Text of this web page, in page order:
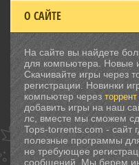
О САЙТЕ
На сайте вы найдете
для компьютера. Новые
Скачивайте игры через
регистрации. Новинки
компьютер через
добавить игры на наш
лс, вместе мы сможем
Tops-torrents.com - сайт
полезные программы
не требующее
сообщений. Мы берем